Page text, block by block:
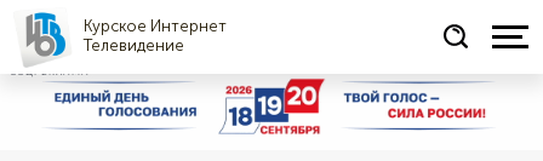
Курское Интернет
Телевидение
СОЦРЕКЛАМА